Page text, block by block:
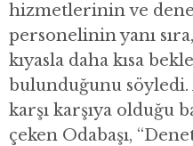
hizmetlerinin ve
personelinin yanı
kıyasla daha kısa
bulunduğunu
karşı karşıya olduğu
çeken Odabaşı,